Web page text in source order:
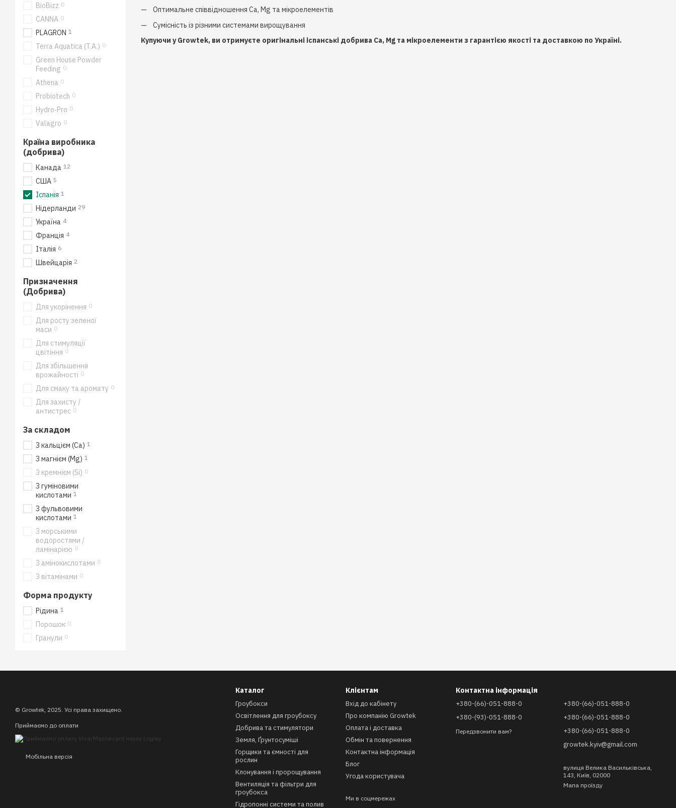
Оптимальне співвідношення Ca, Mg та мікроелементів
Сумісність із різними системами вирощування
Купуючи у Growtek, ви отримуєте оригінальні іспанські добрива Ca, Mg та мікроелементи з гарантією якості та доставкою по Україні.
BioBizz 0
CANNA 0
PLAGRON 1
Terra Aquatica (T.A.) 0
Green House Powder
Feeding 0
Athena 0
Probiotech 0
Hydro‑Pro 0
Valagro 0
Країна виробника
(добрива)
Канада 12
США 5
Іспанія 1
Нідерланди 29
Україна 4
Франція 4
Італія 6
Швейцарія 2
Призначення
(Добрива)
Для укорінення 0
Для росту зеленої
маси 0
Для стимуляції
цвітіння 0
Для збільшення
врожайності 0
Для смаку та аромату 0
Для захисту /
антистрес 0
За складом
З кальцієм (Ca) 1
З магнієм (Mg) 1
З кремнієм (Si) 0
З гуміновими
кислотами 1
З фульвовими
кислотами 1
З морськими
водоростями /
ламінарією 0
З амінокислотами 0
З вітамінами 0
Форма продукту
Рідина 1
Порошок 0
Гранули 0
© Growtek, 2025. Усі права захищено.
Приймаємо до оплати
Мобільна версія
Каталог
Гроубокси
Освітлення для гроубоксу
Добрива та стимулятори
Земля, Ґрунтосуміші
Горщики та ємності для
рослин
Клонування і пророщування
Вентиляція та фільтри для
гроубокса
Гідропонні системи та полив
Клієнтам
Вхід до кабінету
Про компанію Growtek
Оплата і доставка
Обмін та повернення
Контактна інформація
Блог
Угода користувача
Ми в соцмережах
Контактна інформація
+380-(66)-051-888-0
+380-(93)-051-888-0
Передзвонити вам?
+380-(66)-051-888-0
+380-(66)-051-888-0
+380-(66)-051-888-0
growtek.kyiv@gmail.com
вулиця Велика Васильківська,
143, Київ, 02000
Мапа проїзду